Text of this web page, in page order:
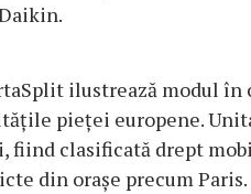
ilustrează modul
pieţei europene.
fiind clasificată drept
din oraşe precum